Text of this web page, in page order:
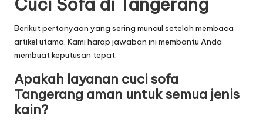
Berikut pertanyaan yang sering muncul setelah membaca
artikel utama. Kami harap jawaban ini membantu Anda
membuat keputusan tepat.
Apakah layanan cuci sofa
Tangerang aman untuk semua jenis
kain?